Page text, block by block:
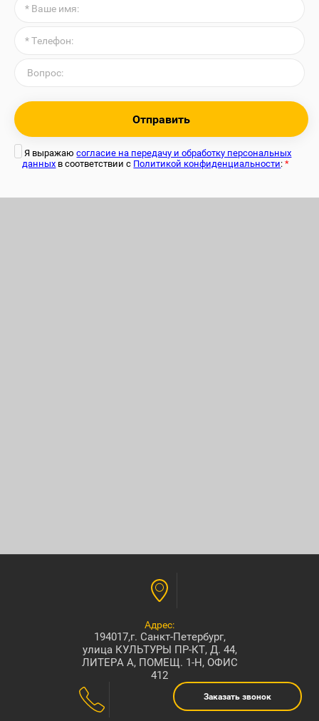
Отправить
Я выражаюсогласие на передачу и обработку персональных
данных в соответствии с Политикой конфиденциальности:*
Адрес:
194017,г. Санкт-Петербург,
улица КУЛЬТУРЫ ПР-КТ, Д. 44,
ЛИТЕРА А, ПОМЕЩ. 1-Н, ОФИС
412
Заказать звонок